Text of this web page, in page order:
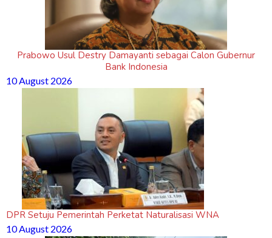
Prabowo Usul Destry Damayanti sebagai Calon Gubernur
Bank Indonesia
10 August 2026
DPR Setuju Pemerintah Perketat Naturalisasi WNA
10 August 2026